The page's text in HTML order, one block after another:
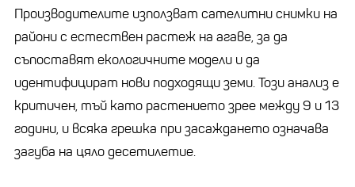
Производителите използват сателитни снимки на
райони с естествен растеж на агаве, за да
съпоставят екологичните модели и да
идентифицират нови подходящи земи. Този анализ е
критичен, тъй като растението зрее между 9 и 13
години, и всяка грешка при засаждането означава
загуба на цяло десетилетие.